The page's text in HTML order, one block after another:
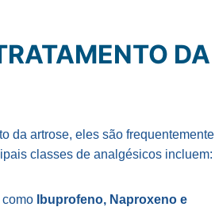
DA
da artrose, eles são frequentemente
classes de analgésicos incluem:
como
Ibuprofeno, Naproxeno e